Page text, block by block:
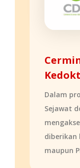
Dalam
Sejawat
diberikan
maupun